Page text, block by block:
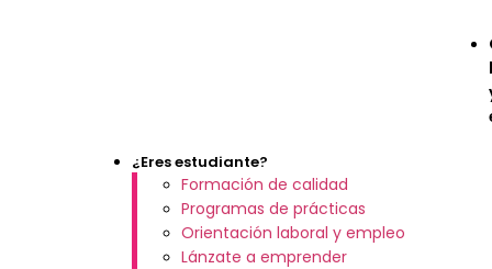
¿Eres estudiante?
Formación de calidad
Programas de prácticas
Orientación laboral y empleo
Lánzate a emprender